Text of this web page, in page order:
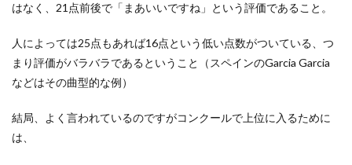
はなく、21点前後で「まあいいですね」という評価であること。
人によっては25点もあれば16点という低い点数がついている、つ
まり評価がバラバラであるということ（スペインのGarcia Garcia
などはその曲型的な例）
結局、よく言われているのですがコンクールで上位に入るために
は、